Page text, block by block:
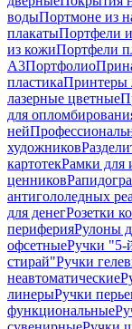
водыПортмоне из
плакатыПортфели
из кожиПортфели
А3Портфолио
пластикаПринтеры
лазерные цветные
для
ней
художников
картотекРамки для
ценников
антигололедных
для денегРозетки
периферияРулоны
офсетныеРучки "5-
стирай"Ручки
неавтоматические
линерыРучки
функциональные